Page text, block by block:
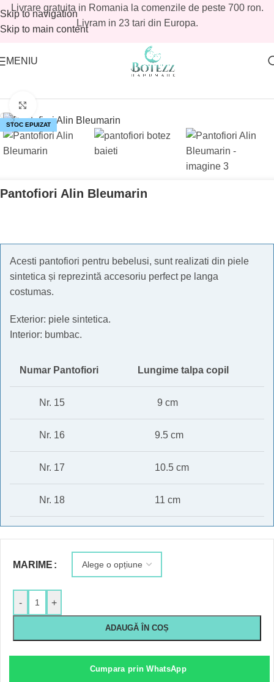
Skip to navigation
Skip to main content
Livrare gratuita in Romania la comenzile de peste 700 ron.
Livram in 23 tari din Europa.
MENIU
Incaltari Baieti
STOC EPUIZAT
Pantofiori Alin Bleumarin
Acesti pantofiori pentru bebelusi, sunt realizati din piele
sintetica și reprezintă accesoriu perfect pe langa
costumas.
Exterior: piele sintetica.
Interior: bumbac.
Numar Pantofiori Lungime talpa copil
Nr. 15 9 cm
Nr. 16 9.5 cm
Nr. 17 10.5 cm
Nr. 18 11 cm
MARIME
- +
ADAUGĂ ÎN COȘ
Cumpara prin WhatsApp